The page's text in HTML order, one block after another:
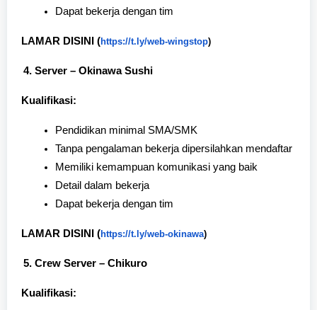
Dapat bekerja dengan tim
LAMAR DISINI (https://t.ly/web-wingstop)
Server – Okinawa Sushi
Kualifikasi:
Pendidikan minimal SMA/SMK
Tanpa pengalaman bekerja dipersilahkan mendaftar
Memiliki kemampuan komunikasi yang baik
Detail dalam bekerja
Dapat bekerja dengan tim
LAMAR DISINI (https://t.ly/web-okinawa)
Crew Server – Chikuro
Kualifikasi: